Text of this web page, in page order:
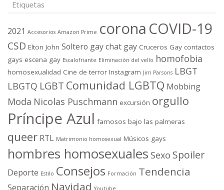
Etiquetas
2021 Accesorios Amazon Prime corona COVID-19
CSD Elton John Soltero gaychat gay Cruceros Gay contactos
gays escena gay Escalofriante Eliminación del vello homofobia
homosexualidad Cine de terror Instagram Jim Parsons LBGT
LBGTQ LGBT Comunidad LGBTQ Mobbing
Moda Nicolas Puschmann excursión orgullo
Príncipe Azul famosos bajo las palmeras
queer RTL Matrimonio homosexual Músicos gays
hombres homosexuales Sexo Spoiler
Deporte Estilo Consejos Formación Tendencia
Separación Navidad Youtube